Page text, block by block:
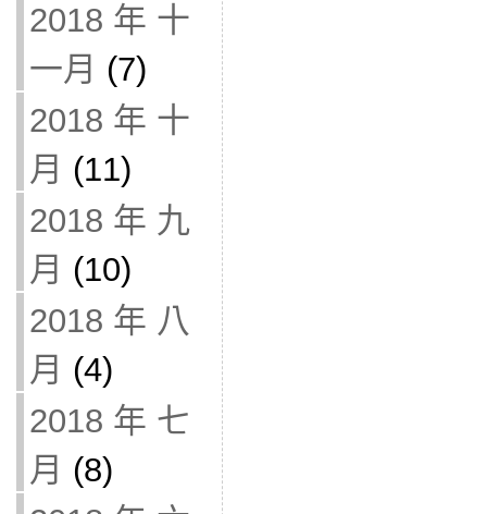
2018 年 十
一月 (7)
2018 年 十
月 (11)
2018 年 九
月 (10)
2018 年 八
月 (4)
2018 年 七
月 (8)